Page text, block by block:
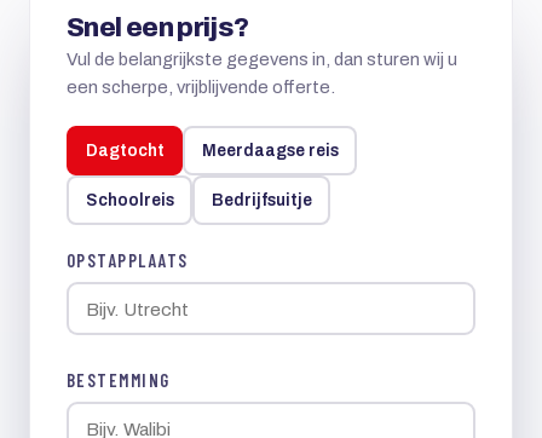
Snel een prijs?
Vul de belangrijkste gegevens in, dan sturen wij u
een scherpe, vrijblijvende offerte.
Dagtocht Meerdaagse reis
Schoolreis Bedrijfsuitje
OPSTAPPLAATS
BESTEMMING